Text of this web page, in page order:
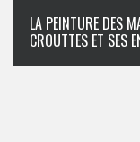
LA PEINTURE DES
CROUTTES ET SES